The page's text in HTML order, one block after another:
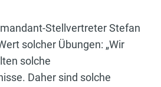
Stellvertreter Stefan
solcher Übungen: „Wir
solche
Daher sind solche